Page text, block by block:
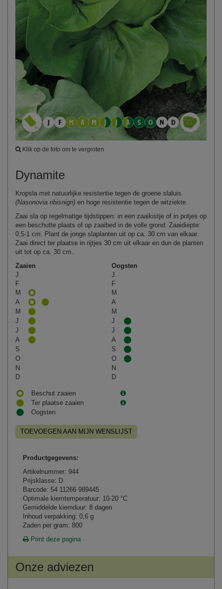
Klik op de foto om te vergroten
Dynamite
Kropsla met natuurlijke resistentie tegen de groene slaluis
(Nasonovia ribisnigri) en hoge resistentie tegen de witziekte.
Zaai sla op regelmatige tijdstippen: in een zaaikistje of in potjes op
een beschutte plaats of op zaaibed in de volle grond. Zaaidiepte:
0,5-1 cm. Plant de jonge slaplanten uit op ca. 30 cm van elkaar.
Zaai direct ter plaatse in rijtjes 30 cm uit elkaar en dun de planten
uit tot op ca. 30 cm.
Zaaien
Oogsten
J
J
F
F
M
M
A
A
M
M
J
J
J
J
A
A
S
S
O
O
N
N
D
D
Beschut zaaien
Ter plaatse zaaien
Oogsten
TOEVOEGEN AAN MIJN WENSLIJST
Productgegevens:
Artikelnummer: 944
Prijsklasse: D
Barcode: 54 11266 989445
Optimale kiemtemperatuur: 10-20 °C
Gemiddelde kiemduur: 8 dagen
Inhoud verpakking: 0,6 g
Zaden per gram: 800
Print deze pagina
Onze adviezen